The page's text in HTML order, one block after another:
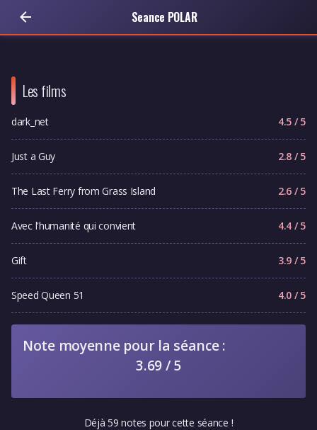
Seance POLAR
Les films
dark_net 4.5 / 5
Just a Guy 2.8 / 5
The Last Ferry from Grass Island 2.6 / 5
Avec l'humanité qui convient 4.4 / 5
Gift 3.9 / 5
Speed Queen 51 4.0 / 5
Note moyenne pour la séance :
3.69 / 5
Déjà 59 notes pour cette séance !